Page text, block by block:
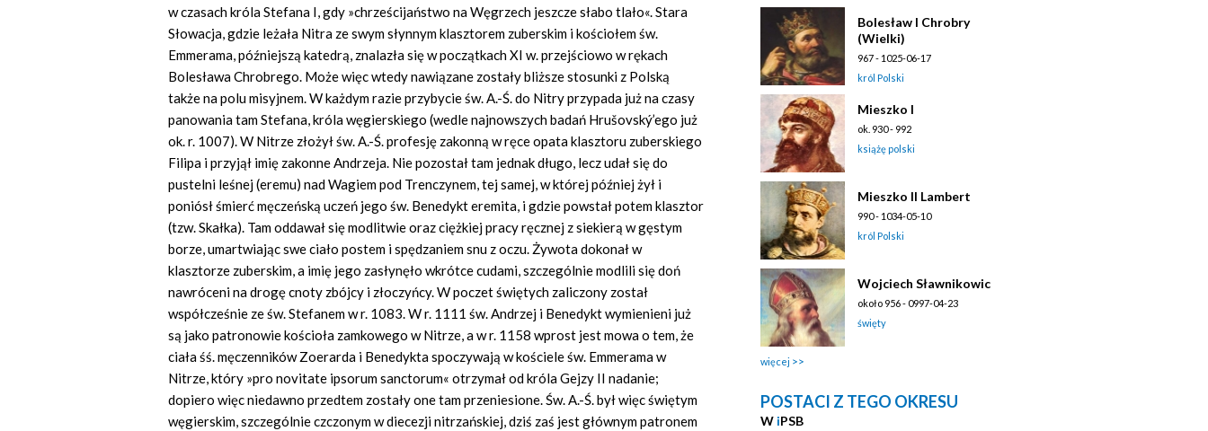
w czasach króla Stefana I, gdy »chrześcijaństwo na Węgrzech jeszcze słabo tlało«. Stara
Słowacja, gdzie leżała Nitra ze swym słynnym klasztorem zuberskim i kościołem św.
Emmerama, późniejszą katedrą, znalazła się w początkach XI w. przejściowo w rękach
Bolesława Chrobrego. Może więc wtedy nawiązane zostały bliższe stosunki z Polską
także na polu misyjnem. W każdym razie przybycie św. A.-Ś. do Nitry przypada już na czasy
panowania tam Stefana, króla węgierskiego (wedle najnowszych badań Hrušovský’ego już
ok. r. 1007). W Nitrze złożył św. A.-Ś. profesję zakonną w ręce opata klasztoru zuberskiego
Filipa i przyjął imię zakonne Andrzeja. Nie pozostał tam jednak długo, lecz udał się do
pustelni leśnej (eremu) nad Wagiem pod Trenczynem, tej samej, w której później żył i
poniósł śmierć męczeńską uczeń jego św. Benedykt eremita, i gdzie powstał potem klasztor
(tzw. Skałka). Tam oddawał się modlitwie oraz ciężkiej pracy ręcznej z siekierą w gęstym
borze, umartwiając swe ciało postem i spędzaniem snu z oczu. Żywota dokonał w
klasztorze zuberskim, a imię jego zasłynęło wkrótce cudami, szczególnie modlili się doń
nawróceni na drogę cnoty zbójcy i złoczyńcy. W poczet świętych zaliczony został
współcześnie ze św. Stefanem w r. 1083. W r. 1111 św. Andrzej i Benedykt wymienieni już
są jako patronowie kościoła zamkowego w Nitrze, a w r. 1158 wprost jest mowa o tem, że
ciała śś. męczenników Zoerarda i Benedykta spoczywają w kościele św. Emmerama w
Nitrze, który »pro novitate ipsorum sanctorum« otrzymał od króla Gejzy II nadanie;
dopiero więc niedawno przedtem zostały one tam przeniesione. Św. A.-Ś. był więc świętym
węgierskim, szczególnie czczonym w diecezji nitrzańskiej, dziś zaś jest głównym patronem
Bolesław I Chrobry
(Wielki)
967 - 1025-06-17
król Polski
Mieszko I
ok. 930 - 992
książę polski
Mieszko II Lambert
990 - 1034-05-10
król Polski
Wojciech Sławnikowic
około 956 - 0997-04-23
święty
więcej
POSTACI Z TEGO OKRESU
W iPSB